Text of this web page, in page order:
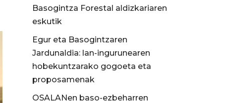
Basogintza Forestal aldizkariaren
eskutik
Egur eta Basogintzaren
Jardunaldia: lan-ingurunearen
hobekuntzarako gogoeta eta
proposamenak
OSALANen baso-ezbeharren